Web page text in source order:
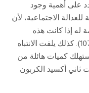
على أهمية وجود
الاجتماعية، لأن
له إذا كانت هذه
الأخلاق تُحدَّد من قبل قلة من الناس» (107). كذلك يلفت الانتباه
تستهلك كميات هائلة من
ثاني أكسيد الكربون